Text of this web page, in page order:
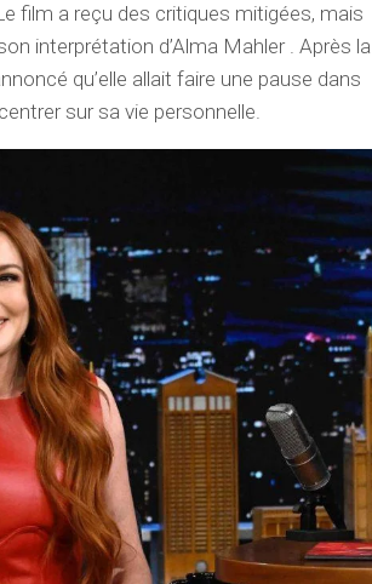
film a reçu des critiques mitigées, mais
interprétation d’Alma Mahler . Après la
qu’elle allait faire une pause dans
sur sa vie personnelle.